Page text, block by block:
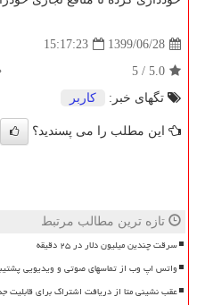
1399/06/28
15:17:23
5.0
/
5
تگهای خبر:
كاربر
این مطلب را می پسندید؟
تازه ترین مطالب مرتبط
سرقت چندین میلیون دلار در ۲۵ دقیقه
واتس اپ وب از تماسهای صوتی و ویدیویی
عقب نشینی متا از دریافت اشتراک برای